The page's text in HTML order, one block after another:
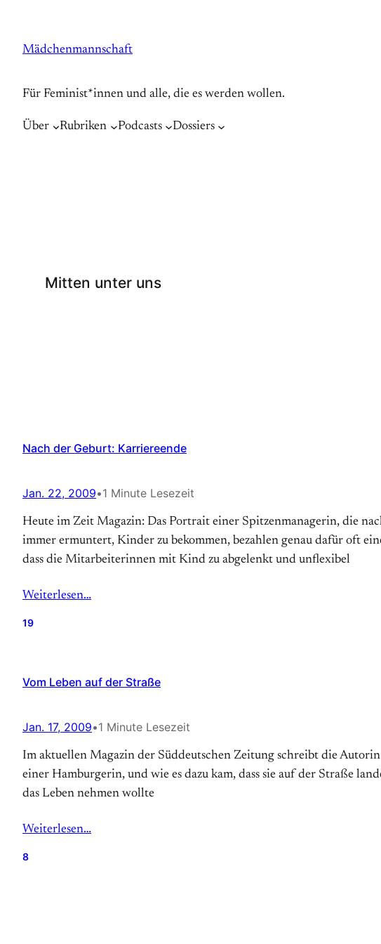
springen
Mädchenmannschaft
Für Feminist*innen und alle, die es werden wollen.
Über Rubriken Podcasts Dossiers
Mitten unter uns
Nach der Geburt: Karriereende
Jan. 22, 2009•1 Minute Lesezeit
Heute im Zeit Magazin: Das Portrait einer Spitzenmanagerin, die
immer ermuntert, Kinder zu bekommen, bezahlen genau dafür oft
dass die Mitarbeiterinnen mit Kind zu abgelenkt und unflexibel
Weiterlesen…
19
Vom Leben auf der Straße
Jan. 17, 2009•1 Minute Lesezeit
Im aktuellen Magazin der Süddeutschen Zeitung schreibt die
einer Hamburgerin, und wie es dazu kam, dass sie auf der Straße
das Leben nehmen wollte
Weiterlesen…
8